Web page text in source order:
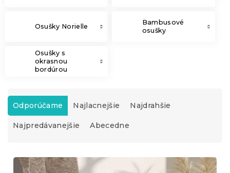
Osušky Norielle
Bambusové
osušky
Osušky s
okrasnou
bordúrou
R
a
d
e
e
Odporúčame Najlacnejšie Najdrahšie
Najpredávanejšie Abecedne
V